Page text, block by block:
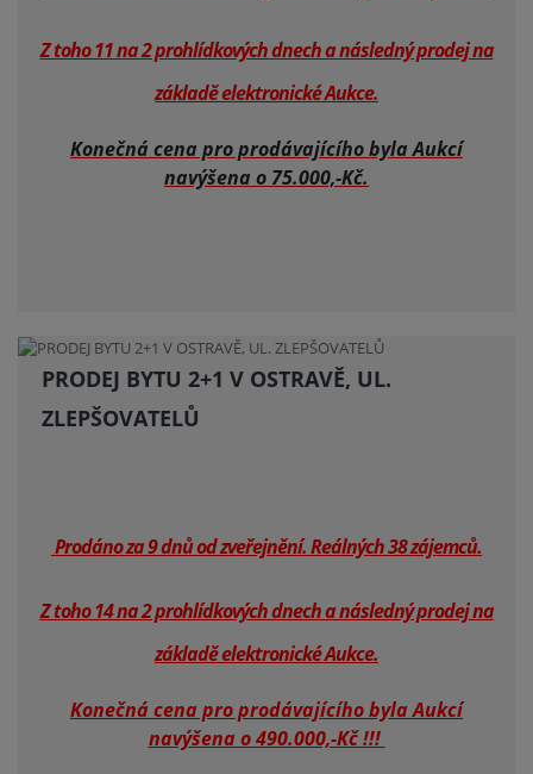
Z toho 11 na 2 prohlídkových dnech a následný prodej na
základě elektronické Aukce.
Konečná cena pro prodávajícího byla Aukcí
navýšena o 75.000,-Kč.
PRODEJ BYTU 2+1 V OSTRAVĚ, UL.
ZLEPŠOVATELŮ
Prodáno za 9 dnů od zveřejnění. Reálných 38 zájemců.
Z toho 14 na 2 prohlídkových dnech a následný prodej na
základě elektronické Aukce.
Konečná cena pro prodávajícího byla Aukcí
navýšena o 490.000,-Kč !!!